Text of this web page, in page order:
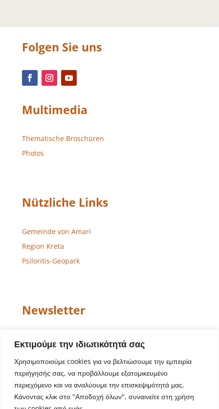
Εκτιμούμε την ιδιωτικότητά σας
Χρησιμοποιούμε cookies για να βελτιώσουμε την εμπειρία
περιήγησής σας, να προβάλλουμε εξατομικευμένο
περιεχόμενο και να αναλύουμε την επισκεψιμότητά μας.
Κάνοντας κλικ στο "Αποδοχή όλων", συναινείτε στη χρήση
Folgen Sie uns
Multimedia
Thematische Broschüren
Photos
Nützliche Links
Gemeinde von Amari
Region Kreta
Psiloritis-Geopark
Newsletter